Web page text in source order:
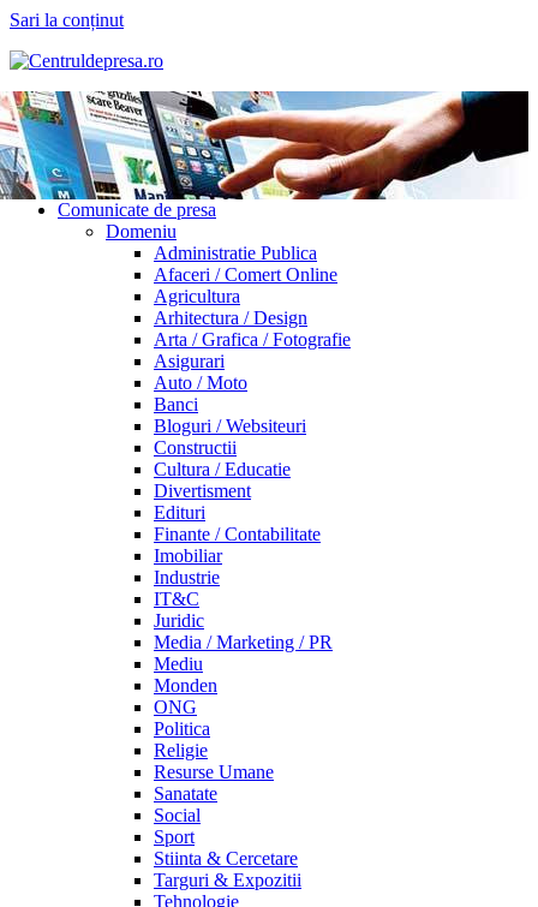
Sari la conținut
Comunicate de presa
Domeniu
Administratie Publica
Afaceri / Comert Online
Agricultura
Arhitectura / Design
Arta / Grafica / Fotografie
Asigurari
Auto / Moto
Banci
Bloguri / Websiteuri
Constructii
Cultura / Educatie
Divertisment
Edituri
Finante / Contabilitate
Imobiliar
Industrie
IT&C
Juridic
Media / Marketing / PR
Mediu
Monden
ONG
Politica
Religie
Resurse Umane
Sanatate
Social
Sport
Stiinta & Cercetare
Targuri & Expozitii
Tehnologie